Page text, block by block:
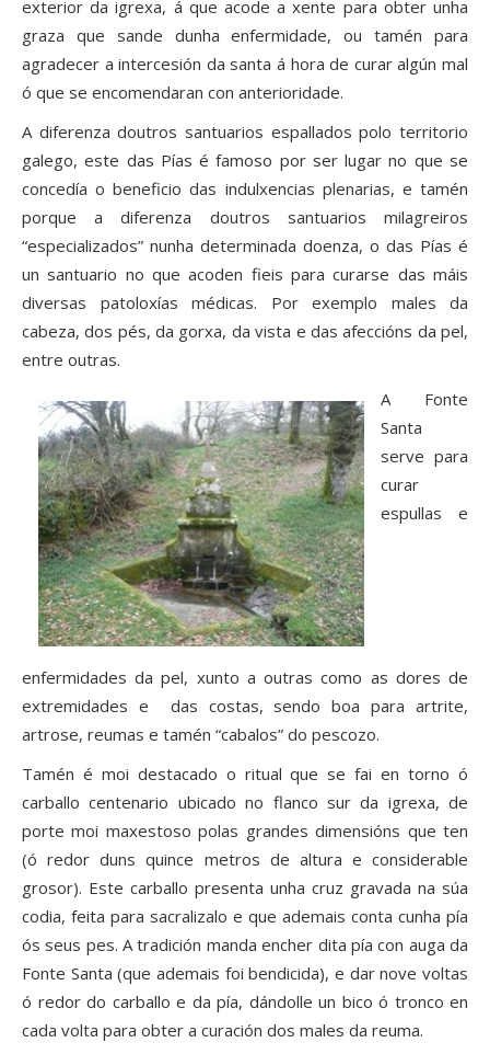
exterior da igrexa, á que acode a xente para obter unha
graza que sande dunha enfermidade, ou tamén para
agradecer a intercesión da santa á hora de curar algún mal
ó que se encomendaran con anterioridade.
A diferenza doutros santuarios espallados polo territorio
galego, este das Pías é famoso por ser lugar no que se
concedía o beneficio das indulxencias plenarias, e tamén
porque a diferenza doutros santuarios milagreiros
“especializados” nunha determinada doenza, o das Pías é
un santuario no que acoden fieis para curarse das máis
diversas patoloxías médicas. Por exemplo males da
cabeza, dos pés, da gorxa, da vista e das afeccións da pel,
entre outras.
A Fonte
Santa
serve para
curar
espullas e
enfermidades da pel, xunto a outras como as dores de
extremidades e das costas, sendo boa para artrite,
artrose, reumas e tamén “cabalos” do pescozo.
Tamén é moi destacado o ritual que se fai en torno ó
carballo centenario ubicado no flanco sur da igrexa, de
porte moi maxestoso polas grandes dimensións que ten
(ó redor duns quince metros de altura e considerable
grosor). Este carballo presenta unha cruz gravada na súa
codia, feita para sacralizalo e que ademais conta cunha pía
ós seus pes. A tradición manda encher dita pía con auga da
Fonte Santa (que ademais foi bendicida), e dar nove voltas
ó redor do carballo e da pía, dándolle un bico ó tronco en
cada volta para obter a curación dos males da reuma.